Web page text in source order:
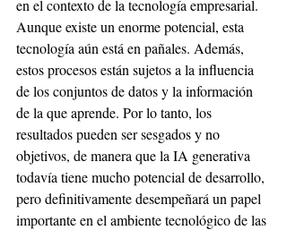
en el contexto de la tecnología empresarial.
Aunque existe un enorme potencial, esta
tecnología aún está en pañales. Además,
estos procesos están sujetos a la influencia
de los conjuntos de datos y la información
de la que aprende. Por lo tanto, los
resultados pueden ser sesgados y no
objetivos, de manera que la IA generativa
todavía tiene mucho potencial de desarrollo,
pero definitivamente desempeñará un papel
importante en el ambiente tecnológico de las